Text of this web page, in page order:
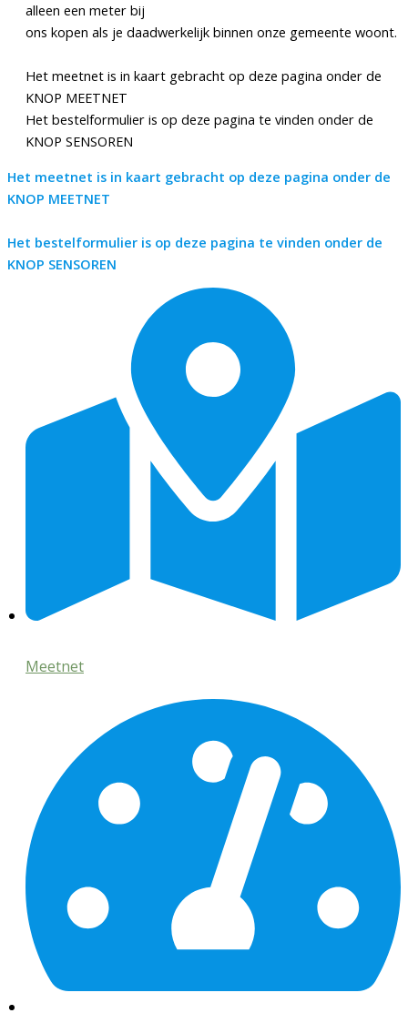
alleen een meter bij
ons kopen als je daadwerkelijk binnen onze gemeente woont.
Het meetnet is in kaart gebracht op deze pagina onder de
KNOP MEETNET
Het bestelformulier is op deze pagina te vinden onder de
KNOP SENSOREN
Het meetnet is in kaart gebracht op deze pagina onder de
KNOP MEETNET
Het bestelformulier is op deze pagina te vinden onder de
KNOP SENSOREN
Meetnet